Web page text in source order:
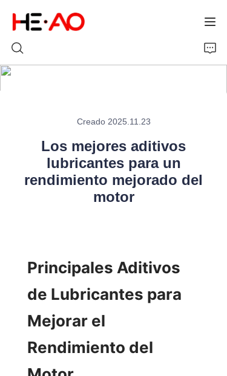
Creado 2025.11.23
Los mejores aditivos
lubricantes para un
rendimiento mejorado del
motor
Principales Aditivos
de Lubricantes para
Mejorar el
Rendimiento del
Sobre Nosotros